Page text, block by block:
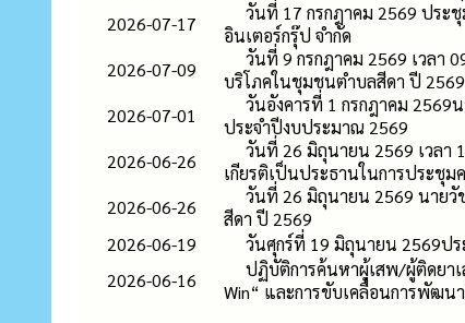
2026-07-17
วันที่ 17 กรกฎาคม 2569 ประ
อินเตอร์กรุ๊ป จำกัด
2026-07-09
วันที่ 9 กรกฎาคม 2569 เวลา
บริโภคในชุมชนตำบลสีดา ปี
2026-07-01
วันอังคารที่ 1 กรกฎาคม 2569
ประจำปีงบประมาณ 2569
2026-06-26
วันที่ 26 มิถุนายน 2569 เวลา
เกียรติเป็นประธานในการประชุ
2026-06-26
วันที่ 26 มิถุนายน 2569 นายวั
สีดา ปี 2569
2026-06-19
วันศุกร์ที่ 19 มิถุนายน 2569ป
2026-06-16
ปฏิบัติการค้นหาผู้เสพ/ผู้ติดยา
Win“ และการขับเคลื่อนการพัฒน